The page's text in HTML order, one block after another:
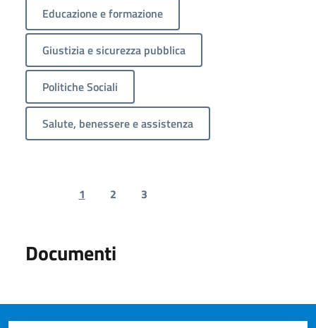
Educazione e formazione
Giustizia e sicurezza pubblica
Politiche Sociali
Salute, benessere e assistenza
Previous page
1 2 3
Documenti